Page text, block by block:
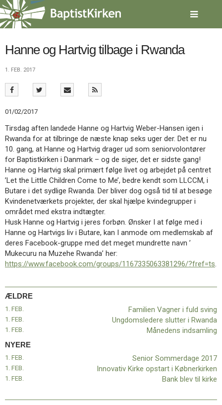
Spring
menu
over
gå
indhold Vend
forsiden
1.0:
Forside
3.0:
Kalender
4.0:
Inspiration
5.0:
Værktøjskassen
6.0:
Mission
7.0:
Om
BaptistKirken
8.0:
Kontakt
9.0:
Forside
10.0:
Nyheder
Kalender
12.0:
Inspiration
Værktøjskassen
14.0:
Mission
15.0:
Om
Kontakt
Næste
indlæg:
Senior
2017 Forrige
indlæg:
Familien
Vagner
fuld
Hanne og Hartvig tilbage i Rwanda
1. FEB. 2017
01/02/2017
Tirsdag aften landede Hanne og Hartvig Weber-Hansen igen i
Rwanda for at tilbringe de næste knap seks uger der. Det er nu
10. gang, at Hanne og Hartvig drager ud som seniorvolontører
for Baptistkirken i Danmark – og de siger, det er sidste gang!
Hanne og Hartvig skal primært følge livet og arbejdet på centret
’Let the Little Children Come to Me’, bedre kendt som LLCCM, i
Butare i det sydlige Rwanda. Der bliver dog også tid til at besøge
Kvindenetværkets projekter, der skal hjælpe kvindegrupper i
området med ekstra indtægter.
Husk Hanne og Hartvig i jeres forbøn. Ønsker I at følge med i
Hanne og Hartvigs liv i Butare, kan I anmode om medlemskab af
deres Facebook-gruppe med det meget mundrette navn ’
Mukecuru na Muzehe Rwanda’ her:
https://www.facebook.com/groups/1167335063381296/?fref=ts.
ÆLDRE
1. FEB. Familien Vagner i fuld sving
1. FEB. Ungdomsledere slutter i Rwanda
1. FEB. Månedens indsamling
NYERE
Senior Sommerdage 2017
1. FEB.
Innovativ Kirke opstart i Købnerkirken
1. FEB.
Bank blev til kirke
1. FEB.